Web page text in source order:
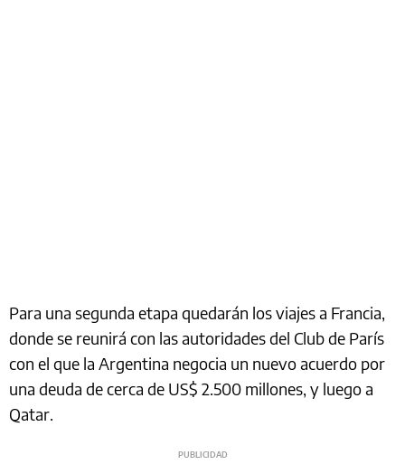
Para una segunda etapa quedarán los viajes a Francia,
donde se reunirá con las autoridades del Club de París
con el que la Argentina negocia un nuevo acuerdo por
una deuda de cerca de US$ 2.500 millones, y luego a
Qatar.